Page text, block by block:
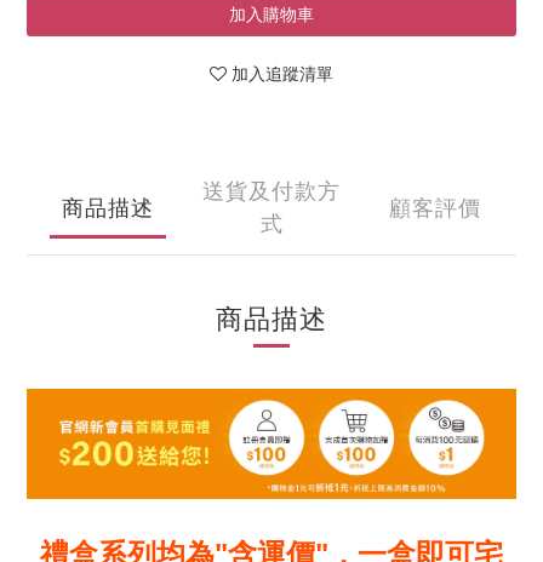
加入購物車
加入追蹤清單
商品描述
送貨及付款方
式
顧客評價
商品描述
禮盒系列均為"含運價"，一盒即可宅